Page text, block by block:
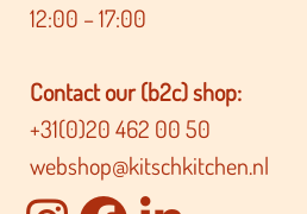
12:00 – 17:00
Contact our (b2c) shop:
+31(0)20 462 00 50
webshop@kitschkitchen.nl